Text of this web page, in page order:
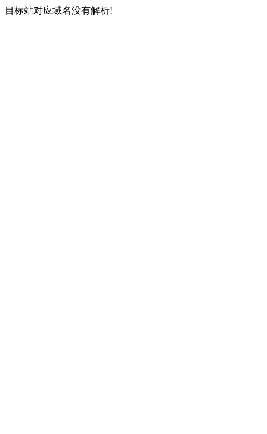
目标站对应域名没有解析!